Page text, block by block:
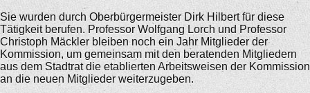
Sie wurden durch Oberbürgermeister Dirk Hilbert für diese
Tätigkeit berufen. Professor Wolfgang Lorch und Professor
Christoph Mäckler bleiben noch ein Jahr Mitglieder der
Kommission, um gemeinsam mit den beratenden Mitgliedern
aus dem Stadtrat die etablierten Arbeitsweisen der Kommission
an die neuen Mitglieder weiterzugeben.